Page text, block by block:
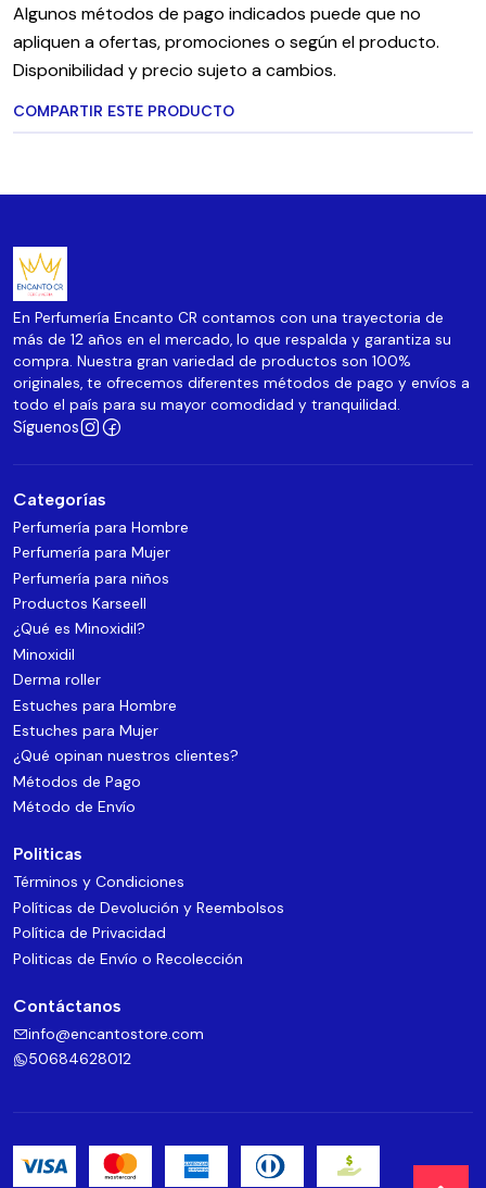
Algunos métodos de pago indicados puede que no
apliquen a ofertas, promociones o según el producto.
Disponibilidad y precio sujeto a cambios.
COMPARTIR ESTE PRODUCTO
En Perfumería Encanto CR contamos con una trayectoria de
más de 12 años en el mercado, lo que respalda y garantiza su
compra. Nuestra gran variedad de productos son 100%
originales, te ofrecemos diferentes métodos de pago y envíos a
todo el país para su mayor comodidad y tranquilidad.
Síguenos
Categorías
Perfumería para Hombre
Perfumería para Mujer
Perfumería para niños
Productos Karseell
¿Qué es Minoxidil?
Minoxidil
Derma roller
Estuches para Hombre
Estuches para Mujer
¿Qué opinan nuestros clientes?
Métodos de Pago
Método de Envío
Politicas
Términos y Condiciones
Políticas de Devolución y Reembolsos
Política de Privacidad
Politicas de Envío o Recolección
Contáctanos
info@encantostore.com
50684628012